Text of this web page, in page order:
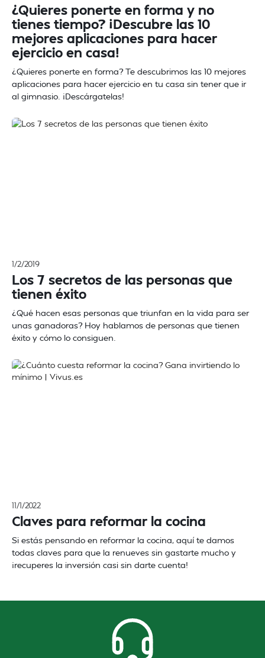
¿Quieres ponerte en forma y no
tienes tiempo? ¡Descubre las 10
mejores aplicaciones para hacer
ejercicio en casa!
¿Quieres ponerte en forma? Te descubrimos las 10 mejores
aplicaciones para hacer ejercicio en tu casa sin tener que ir
al gimnasio. ¡Descárgatelas!
1/2/2019
Los 7 secretos de las personas que
tienen éxito
¿Qué hacen esas personas que triunfan en la vida para ser
unas ganadoras? Hoy hablamos de personas que tienen
éxito y cómo lo consiguen.
11/1/2022
Claves para reformar la cocina
Si estás pensando en reformar la cocina, aquí te damos
todas claves para que la renueves sin gastarte mucho y
¡recuperes la inversión casi sin darte cuenta!